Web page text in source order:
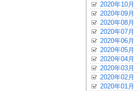
2020年10月
2020年09月
2020年08月
2020年07月
2020年06月
2020年05月
2020年04月
2020年03月
2020年02月
2020年01月